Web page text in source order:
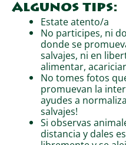
Algunos tips:
Estate atento/a
No participes, ni
donde se
salvajes, ni en
alimentar,
No tomes fotos
promuevan la
ayudes a
salvajes!
Si observas
distancia y dales